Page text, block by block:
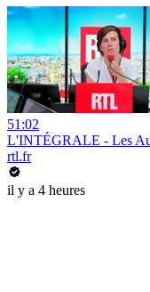
51:02
L'INTÉGRALE - Les
rtl.fr
il y a 4 heures